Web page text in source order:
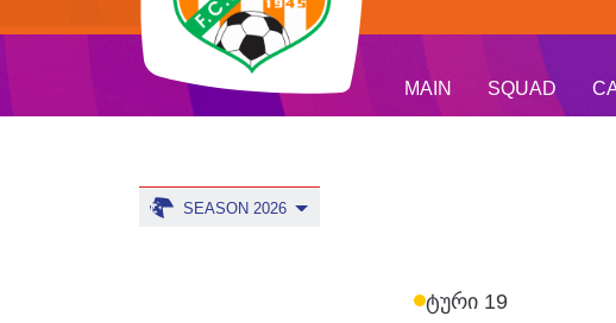
MAIN SQUAD
SEASON 2026
ᲢᲣᲠᲘ 19